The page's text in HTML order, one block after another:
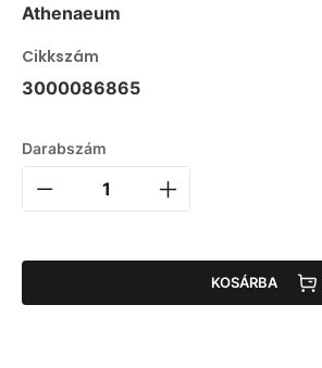
Athenaeum
Cikkszám
3000086865
Darabszám
KOSÁRBA